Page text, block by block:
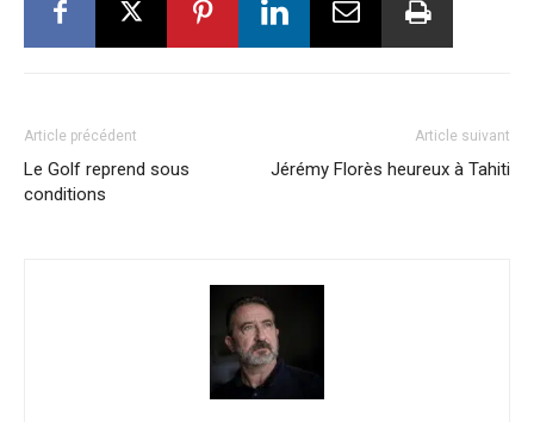
Article précédent
Le Golf reprend sous
conditions
Article suivant
Jérémy Florès heureux à Tahiti